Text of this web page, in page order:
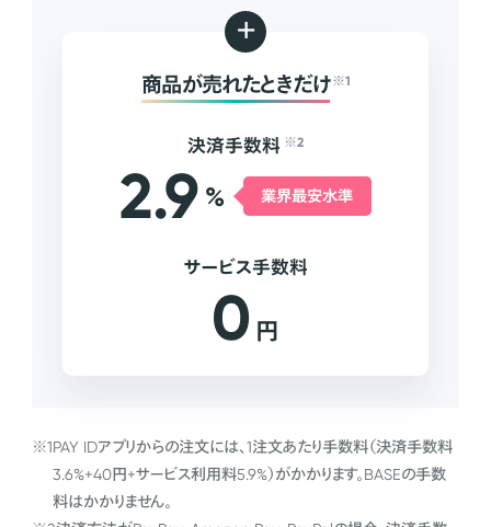
+
商品が売れたときだけ ※1
決済手数料 ※2
2.9 % 業界最安水準
サービス手数料
0 円
※1PAY IDアプリからの注文には、1注文あたり手数料（決済手数料
3.6%+40円+サービス利用料5.9%）がかかります。BASEの手数
料はかかりません。